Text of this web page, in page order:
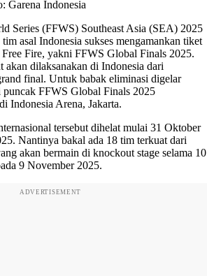
Garena Indonesia
Series (FFWS) Southeast Asia (SEA) 2025
asal Indonesia sukses mengamankan tiket
Fire, yakni FFWS Global Finals 2025.
akan dilaksanakan di Indonesia dari
final. Untuk babak eliminasi digelar
puncak FFWS Global Finals 2025
Indonesia Arena, Jakarta.
tersebut dihelat mulai 31 Oktober
Nantinya bakal ada 18 tim terkuat dari
akan bermain di knockout stage selama 10
9 November 2025.
ADVERTISEMENT